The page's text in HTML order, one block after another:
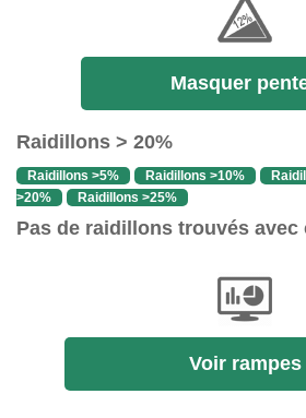
Masquer
Raidillons > 20%
Raidillons >5% Raidillons >10%
>20%
Raidillons >25%
Pas de raidillons trouvés avec
Voir rampes